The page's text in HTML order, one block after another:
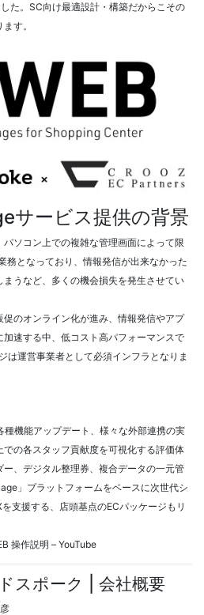
た。SC向け最適設計・構築だからこその
す。
サービス提供の背景
ソコン上での複雑な管理画面によって限
務となっており、情報発信が出来なかった
うなど、多くの機会損失を発生させてい
のオンライン化が進み、情報発信やアプ
速する中、低コスト高パフォーマンスで
は運営事業者として必須インフラとなりま
機能アップデート、様々な外部連携の実
の各スタッフ貢献度を可視化する評価体
、デジタル整理券、複合データの一元管
」プラットフォームをベースに次世代シ
支援する、店頭基点のECパッケージもリ
操作説明 – YouTube
スポーク | 会社概要